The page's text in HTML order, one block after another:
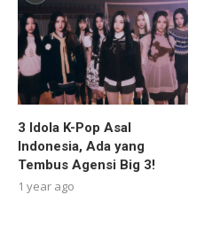
3 Idola K-Pop Asal
Indonesia, Ada yang
Tembus Agensi Big 3!
1 year ago